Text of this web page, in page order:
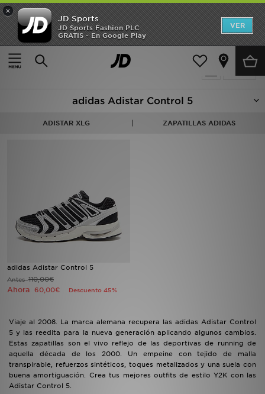
×
JD Sports
JD Sports Fashion PLC
GRATIS - En Google Play
VER
Página principal
Adidas Adistar Control 5
{productCount} producto encontrado
adidas Adistar Control 5
ADISTAR XLG ZAPATILLAS ADIDAS
adidas Adistar Control 5
Antes110,00€
Ahora 60,00€ Descuento 45%
Viaje al 2008. La marca alemana recupera las adidas Adistar Control
5 y las reedita para la nueva generación aplicando algunos cambios.
Estas zapatillas son el vivo reflejo de las deportivas de running de
aquella década de los 2000. Un empeine con tejido de malla
transpirable, refuerzos sintéticos, toques metalizados y una suela con
buena amortiguación. Crea tus mejores outfits de estilo Y2K con las
Adistar Control 5.
Hombre
Mujer
JD Fútbol
Ofertas
TARJETA REGALO
MI JD